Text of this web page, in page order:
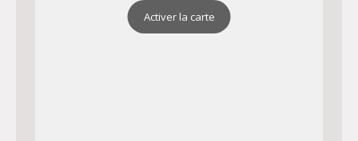
Activer la carte